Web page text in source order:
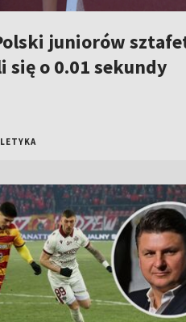
juniorów
się o 0.01 sekundy